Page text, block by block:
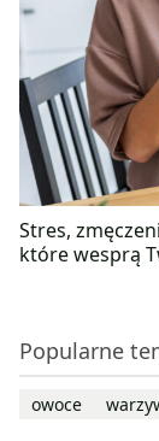
Stres,
które wesprą
Popularne
owoce